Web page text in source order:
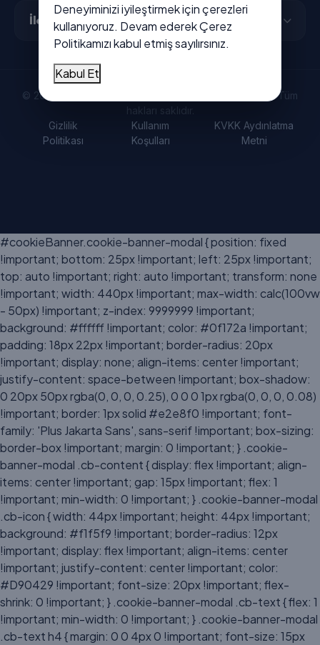
İletişim
© 2026 Vitrindeyiz - Türkiye'nin dijital işletme rehberi. Tüm
hakları saklıdır.
Gizlilik
Politikası
Kullanım
Koşulları
KVKK Aydınlatma
Metni
#cookieBanner.cookie-banner-modal { position: fixed
!important; bottom: 25px !important; left: 25px !important;
top: auto !important; right: auto !important; transform: none
!important; width: 440px !important; max-width: calc(100vw
- 50px) !important; z-index: 9999999 !important;
background: #ffffff !important; color: #0f172a !important;
padding: 18px 22px !important; border-radius: 20px
!important; display: none; align-items: center !important;
justify-content: space-between !important; box-shadow:
0 20px 50px rgba(0, 0, 0, 0.25), 0 0 0 1px rgba(0, 0, 0, 0.08)
!important; border: 1px solid #e2e8f0 !important; font-
family: 'Plus Jakarta Sans', sans-serif !important; box-sizing:
border-box !important; margin: 0 !important; } .cookie-
banner-modal .cb-content { display: flex !important; align-
items: center !important; gap: 15px !important; flex: 1
!important; min-width: 0 !important; } .cookie-banner-modal
.cb-icon { width: 44px !important; height: 44px !important;
background: #f1f5f9 !important; border-radius: 12px
!important; display: flex !important; align-items: center
!important; justify-content: center !important; color:
#D90429 !important; font-size: 20px !important; flex-
shrink: 0 !important; } .cookie-banner-modal .cb-text { flex: 1
!important; min-width: 0 !important; } .cookie-banner-modal
.cb-text h4 { margin: 0 0 4px 0 !important; font-size: 15px
Deneyiminizi iyileştirmek için çerezleri
kullanıyoruz. Devam ederekÇerez
Politikamızıkabul etmiş sayılırsınız.
Kabul Et